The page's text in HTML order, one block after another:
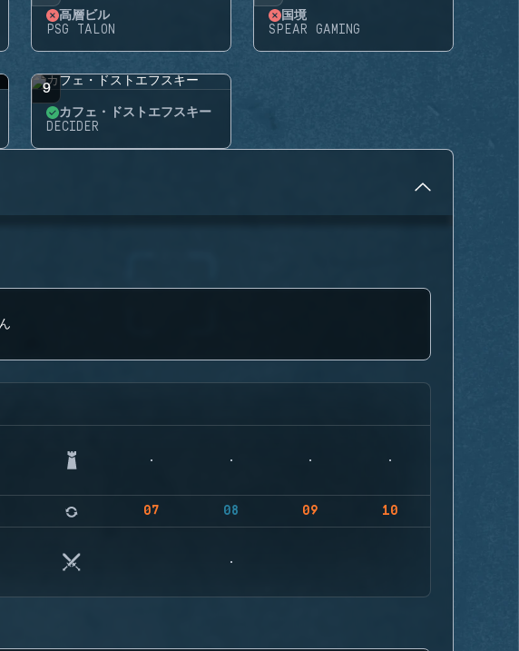
高層ビル
PSG TALON
国境
SPEAR GAMING
9
カフェ・ドストエフスキー
DECIDER
07 08 09 10